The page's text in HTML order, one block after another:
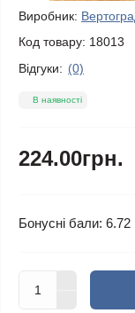
Виробник:
Код товару: 18013
Відгуки: (0)
В наявності
224.00грн.
Бонусні бали: 6.72